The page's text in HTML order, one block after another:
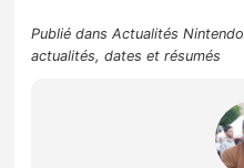
Publié dansActualités Nintendo
actualités, dates et résumés